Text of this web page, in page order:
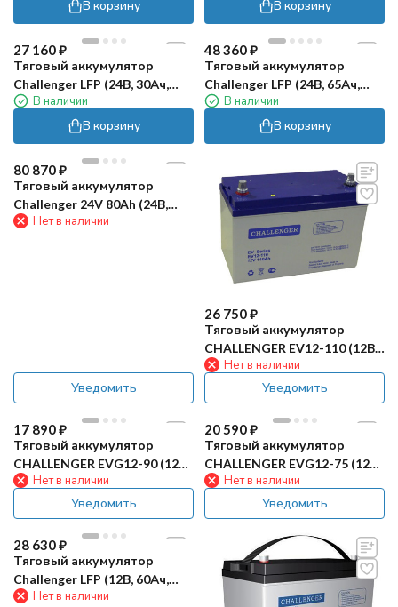
В корзину В корзину
27 160₽
Тяговый аккумулятор
Challenger LFP (24В, 30Ач,
LiFePO4)
В наличии
В корзину
48 360₽
Тяговый аккумулятор
Challenger LFP (24В, 65Ач,
LiFePO4)
В наличии
В корзину
80 870₽
Тяговый аккумулятор
Challenger 24V 80Ah (24В,
80Ач, LiFePO4)
Нет в наличии
Уведомить
26 750₽
Тяговый аккумулятор
CHALLENGER EV12-110 (12В,
105Ач, AGM)
Нет в наличии
Уведомить
17 890₽
Тяговый аккумулятор
CHALLENGER EVG12-90 (12В,
85Ач, GEL)
Нет в наличии
Уведомить
20 590₽
Тяговый аккумулятор
CHALLENGER EVG12-75 (12В,
69Ач, GEL)
Нет в наличии
Уведомить
28 630₽
Тяговый аккумулятор
Challenger LFP (12В, 60Ач,
LiFePO4)
Нет в наличии